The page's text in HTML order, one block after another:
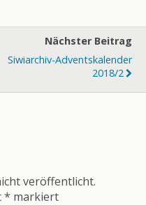
Nächster Beitrag
Siwiarchiv-Adventskalender
2018/2
veröffentlicht.
* markiert